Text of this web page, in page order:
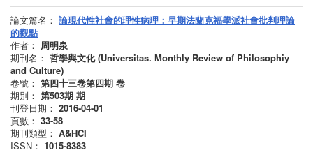
論文篇名： 論現代性社會的理性病理：早期法蘭克福學派社會批判理論
的觀點
作者： 周明泉
期刊名： 哲學與文化 (Universitas. Monthly Review of Philosophiy
and Culture)
卷號： 第四十三卷第四期 卷
期別： 第503期 期
刊登日期： 2016-04-01
頁數： 33-58
期刊類型： A&HCI
ISSN： 1015-8383